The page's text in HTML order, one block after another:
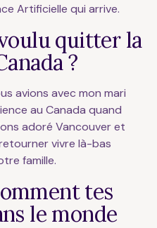
Artificielle qui arrive.
quitter la
?
avions avec mon mari
au Canada quand
adoré Vancouver et
vivre là-bas
famille.
tes
le monde